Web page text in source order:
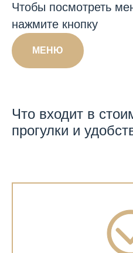
Чтобы посмотреть
нажмите кнопку
МЕНЮ
Что входит в
прогулки и